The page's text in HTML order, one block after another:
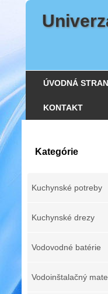
ÚVODNÁ
KONTAKT
Kategórie
Kuchynské potreby
Kuchynské drezy
Vodovodné batérie
Vodoinštalačný